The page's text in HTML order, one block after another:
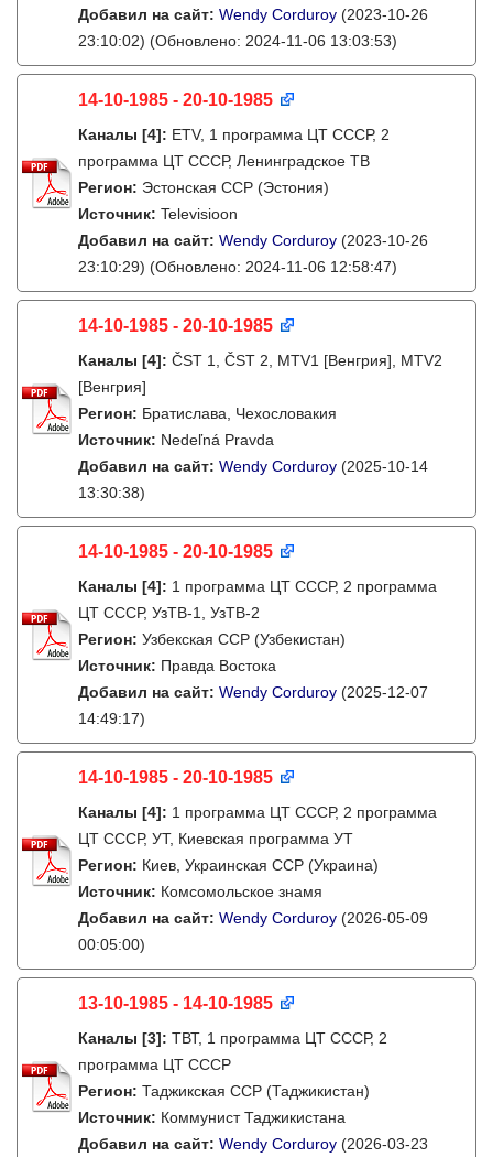
Добавил на сайт: Wendy Corduroy (2023-10-26
23:10:02) (Обновлено: 2024-11-06 13:03:53)
14-10-1985 - 20-10-1985
Каналы [4]: ETV, 1 программа ЦТ СССР, 2
программа ЦТ СССР, Ленинградское ТВ
Регион: Эстонская ССР (Эстония)
Источник: Televisioon
Добавил на сайт: Wendy Corduroy (2023-10-26
23:10:29) (Обновлено: 2024-11-06 12:58:47)
14-10-1985 - 20-10-1985
Каналы [4]: ČST 1, ČST 2, MTV1 [Венгрия], MTV2
[Венгрия]
Регион: Братислава, Чехословакия
Источник: Nedeľná Pravda
Добавил на сайт: Wendy Corduroy (2025-10-14
13:30:38)
14-10-1985 - 20-10-1985
Каналы [4]: 1 программа ЦТ СССР, 2 программа
ЦТ СССР, УзТВ-1, УзТВ-2
Регион: Узбекская ССР (Узбекистан)
Источник: Правда Востока
Добавил на сайт: Wendy Corduroy (2025-12-07
14:49:17)
14-10-1985 - 20-10-1985
Каналы [4]: 1 программа ЦТ СССР, 2 программа
ЦТ СССР, УТ, Киевская программа УТ
Регион: Киев, Украинская ССР (Украина)
Источник: Комсомольское знамя
Добавил на сайт: Wendy Corduroy (2026-05-09
00:05:00)
13-10-1985 - 14-10-1985
Каналы [3]: ТВТ, 1 программа ЦТ СССР, 2
программа ЦТ СССР
Регион: Таджикская ССР (Таджикистан)
Источник: Коммунист Таджикистана
Добавил на сайт: Wendy Corduroy (2026-03-23